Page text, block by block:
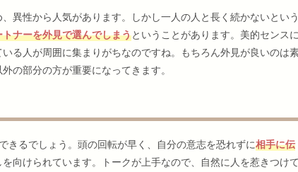
異性から人気があります。しかし一人の人と長く続かないという
トナーを外見で選んでしまうということがあります。美的センスに
る人が周囲に集まりがちなのですね。もちろん外見が良いのは
の部分の方が重要になってきます。
きるでしょう。頭の回転が早く、自分の意志を恐れずに相手に伝
向けられています。トークが上手なので、自然に人を惹きつけて